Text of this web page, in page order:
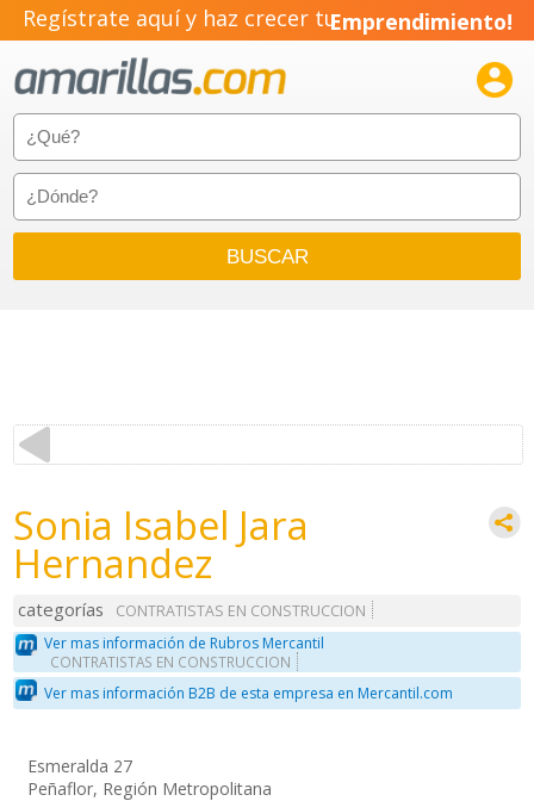
Regístrate aquí y haz crecer tuEmprendimiento!

Sonia Isabel Jara
Hernandez
categorías
CONTRATISTAS EN CONSTRUCCION
Ver mas información de Rubros Mercantil
CONTRATISTAS EN CONSTRUCCION
Ver mas información B2B de esta empresa en Mercantil.com
Esmeralda 27
Peñaflor, Región Metropolitana